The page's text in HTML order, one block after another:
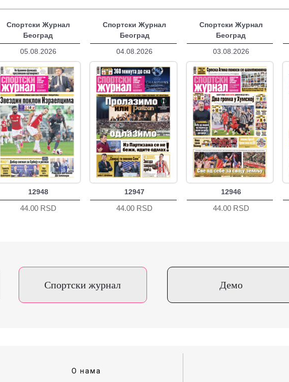
Спортски Журнал
Београд
05.08.2026
12948
44.00 RSD
Спортски Журнал
Београд
04.08.2026
12947
44.00 RSD
Спортски Журнал
Београд
03.08.2026
12946
44.00 RSD
Спортски журнал Демо
О нама